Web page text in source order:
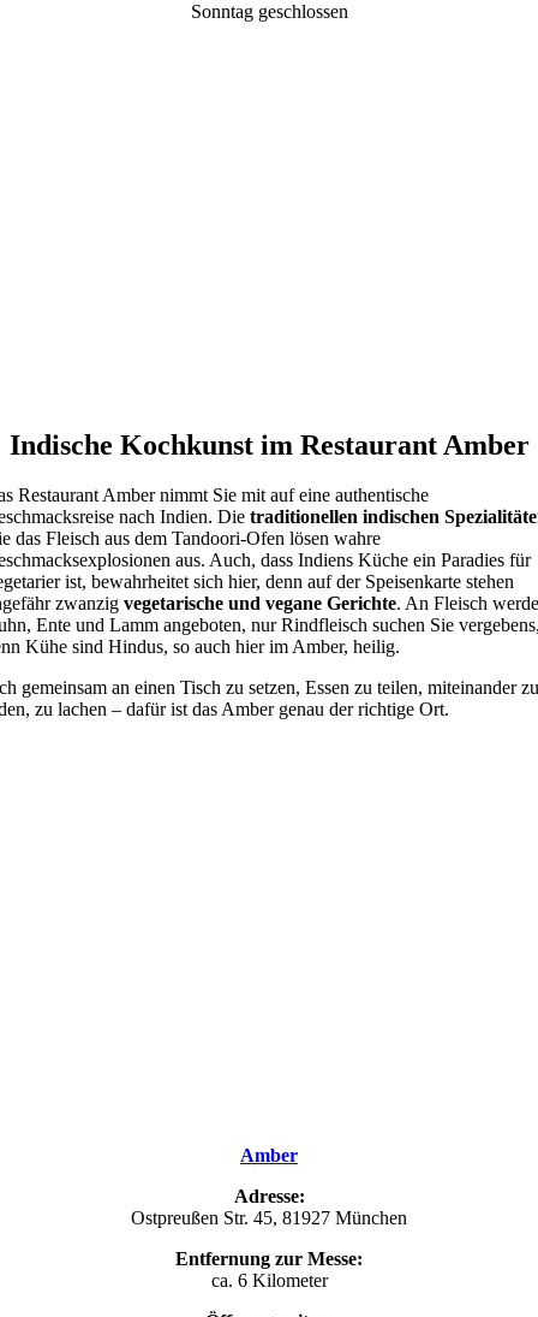
Sonntag geschlossen
Indische Kochkunst im Restaurant Amber
Restaurant Amber nimmt Sie mit auf eine authentische
nach Indien. Die traditionellen indischen
das Fleisch aus dem Tandoori-Ofen lösen wahre
aus. Auch, dass Indiens Küche ein Paradies für
ist, bewahrheitet sich hier, denn auf der Speisenkarte stehen
zwanzig vegetarische und vegane Gerichte. An Fleisch
Ente und Lamm angeboten, nur Rindfleisch suchen Sie
Kühe sind Hindus, so auch hier im Amber, heilig.
gemeinsam an einen Tisch zu setzen, Essen zu teilen, miteinander zu
zu lachen – dafür ist das Amber genau der richtige Ort.
Amber
Adresse:
Ostpreußen Str. 45, 81927 München
Entfernung zur Messe:
ca. 6 Kilometer